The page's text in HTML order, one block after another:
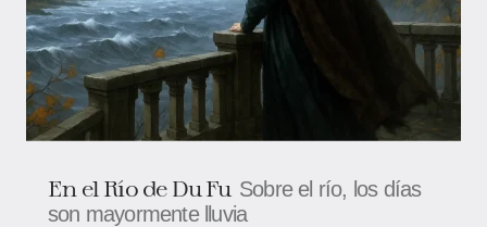
En el Río de Du Fu Sobre el río, los días
son mayormente lluvia